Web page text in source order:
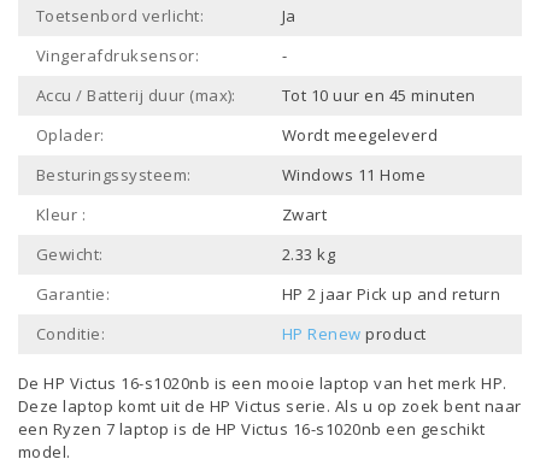
Toetsenbord verlicht:
Ja
Vingerafdruksensor:
-
Accu / Batterij duur (max):
Tot 10 uur en 45 minuten
Oplader:
Wordt meegeleverd
Besturingssysteem:
Windows 11 Home
Kleur :
Zwart
Gewicht:
2.33 kg
Garantie:
HP 2 jaar Pick up and return
Conditie:
HP Renew product
De HP Victus 16-s1020nb is een mooie laptop van het merkHP.
Deze laptop komt uit de HP Victus serie. Als u op zoek bent naar
een Ryzen 7 laptopis de HP Victus 16-s1020nb een geschikt
model.